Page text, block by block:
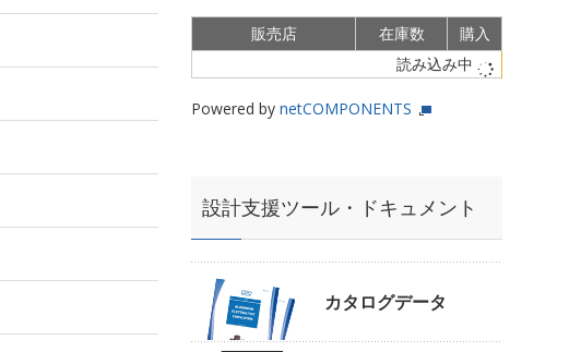
販売店 在庫数
購入
読み込み中
Powered by netCOMPONENTS
設計支援ツール・ドキュメント
カタログデータ